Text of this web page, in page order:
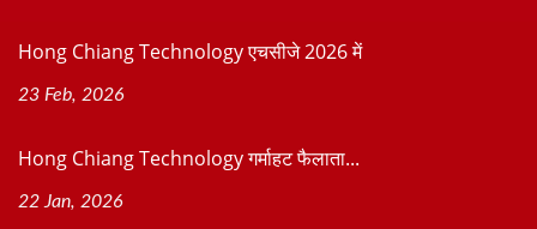
Hong Chiang Technology एचसीजे 2026 में
23 Feb, 2026
Hong Chiang Technology गर्माहट फैलाता...
22 Jan, 2026